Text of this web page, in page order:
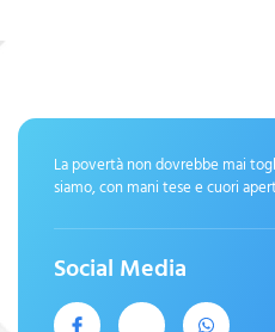
La povertà non dovrebbe mai
siamo, con mani tese e cuori
Social Media